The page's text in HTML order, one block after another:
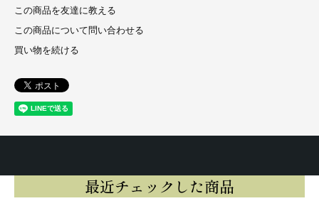
この商品を友達に教える
この商品について問い合わせる
買い物を続ける
最近チェックした商品